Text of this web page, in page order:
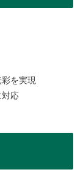
を実現
対応